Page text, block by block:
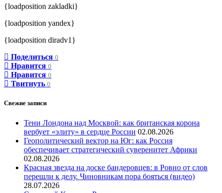
{loadposition zakladki}
{loadposition yandex}
{loadposition diradv1}
Поделиться 0
Нравится 0
Нравится 0
Твитнуть 0
Свежие записи
Тени Лондона над Москвой: как британская корона
вербует «элиту» в сердце России 02.08.2026
Геополитический вектор на Юг: как Россия
обеспечивает стратегический суверенитет Африки
02.08.2026
Красная звезда на доске бандеровцев: в Ровно от слов
перешли к делу. Чиновникам пора бояться (видео)
28.07.2026